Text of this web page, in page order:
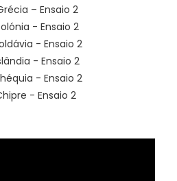
– Ensaio 2
- Ensaio 2
- Ensaio 2
- Ensaio 2
- Ensaio 2
- Ensaio 2